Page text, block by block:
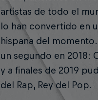
artistas de todo el
lo han convertido en
hispana del
un segundo en 2018:
y a finales de 2019
del Rap, Rey del Pop.